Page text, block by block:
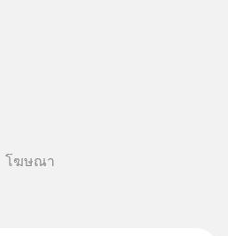
โฆษณา